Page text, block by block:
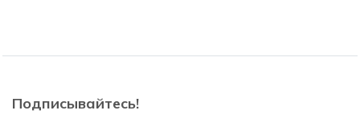
Подписывайтесь!